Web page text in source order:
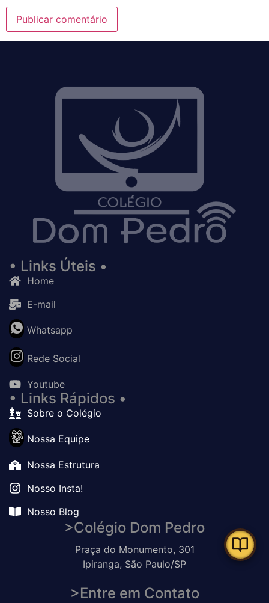
• Links Úteis •
Home
E-mail
Whatsapp
Rede Social
Youtube
• Links Rápidos •
Sobre o Colégio
Nossa Equipe
Nossa Estrutura
Nosso Insta!
Nosso Blog
>Colégio Dom Pedro
Praça do Monumento, 301
Ipiranga, São Paulo/SP
>Entre em Contato